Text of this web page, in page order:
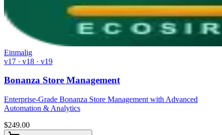
Einmalig
v17 · v18 · v19
Bonanza Store Management
Enterprise-Grade Bonanza Store Management with Advanced
Automation & Analytics
$249.00